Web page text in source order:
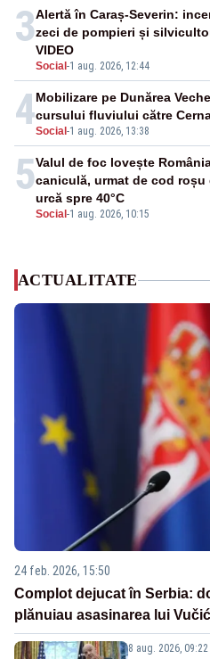
3
Social -1 aug. 2026, 12:44
Alertă în Caraș-Severin:
zeci de pompieri și
VIDEO
4Social -1 aug. 2026, 13:38
Mobilizare pe Dunărea
cursului fluviului către
5
Social -1 aug. 2026, 10:15
Valul de foc lovește
caniculă, urmat de cod roșu
urcă spre 40°C
ACTUALITATE
24 feb. 2026, 15:50
Complot dejucat în Serbia:
plănuiau asasinarea lui Vučić
8 aug. 2026, 09:22